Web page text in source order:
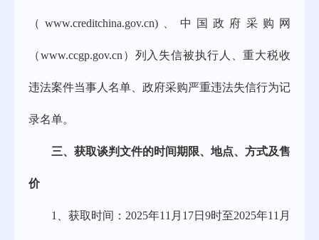
（www.creditchina.gov.cn)、中国政府采购网
（www.ccgp.gov.cn）列入失信被执行人、重大税收
违法案件当事人名单、政府采购严重违法失信行为记
录名单。
三、 获取谈判文件的时间期限、地点、方式及售
价
1、 获取时间： 2025年11 月 17日 9时至2025年11 月